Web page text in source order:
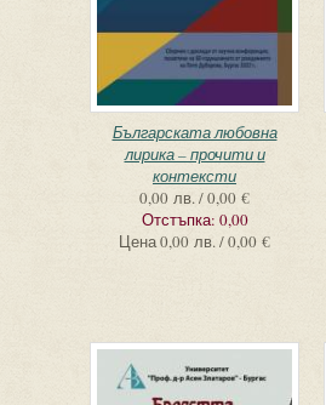
Българската любовна
лирика – прочити и
контексти
0,00 лв. / 0,00 €
Отстъпка: 0,00
Цена0,00 лв. / 0,00 €